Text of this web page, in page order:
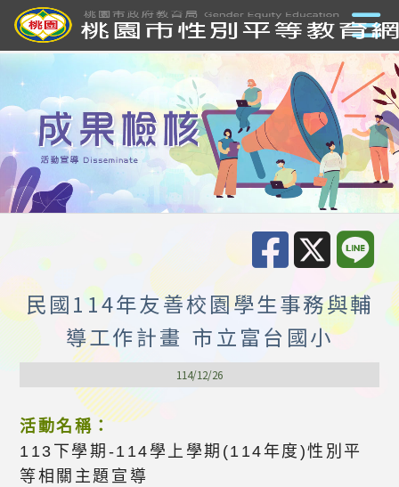
民國114年友善校園學生事務與輔
導工作計畫 市立富台國小
114/12/26
活動名稱：
113下學期-114學上學期(114年度)性別平
等相關主題宣導